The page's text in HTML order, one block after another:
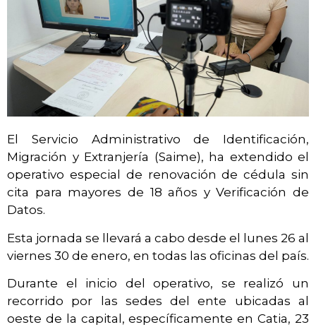
El Servicio Administrativo de Identificación,
Migración y Extranjería (Saime), ha extendido el
operativo especial de renovación de cédula sin
cita para mayores de 18 años y Verificación de
Datos.
Esta jornada se llevará a cabo desde el lunes 26 al
viernes 30 de enero, en todas las oficinas del país.
Durante el inicio del operativo, se realizó un
recorrido por las sedes del ente ubicadas al
oeste de la capital, específicamente en Catia, 23